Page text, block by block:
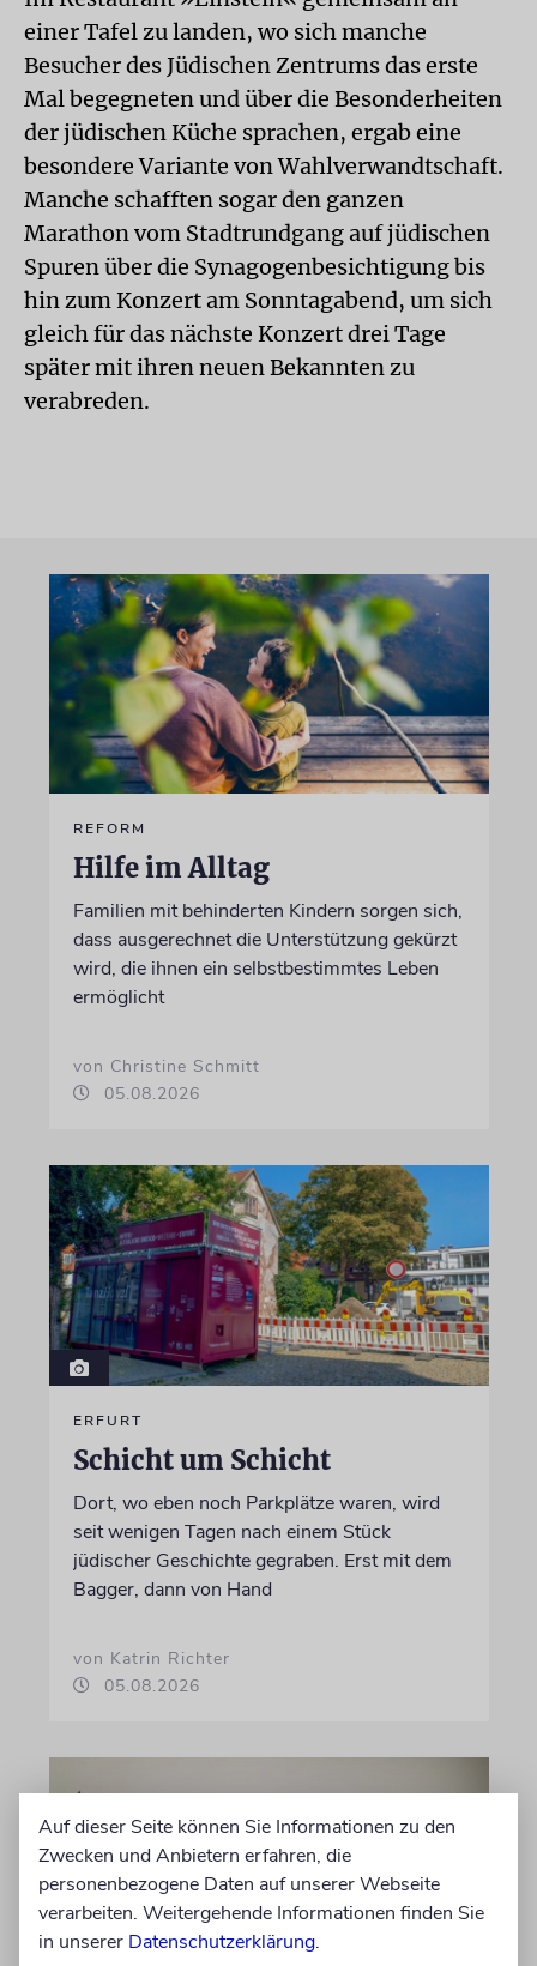
einer Tafel zu landen, wo sich manche
Besucher des Jüdischen Zentrums das erste
Mal begegneten und über die Besonderheiten
der jüdischen Küche sprachen, ergab eine
besondere Variante von Wahlverwandtschaft.
Manche schafften sogar den ganzen
Marathon vom Stadtrundgang auf jüdischen
Spuren über die Synagogenbesichtigung bis
hin zum Konzert am Sonntagabend, um sich
gleich für das nächste Konzert drei Tage
später mit ihren neuen Bekannten zu
verabreden.
REFORM
Hilfe im Alltag
Familien mit behinderten Kindern sorgen sich,
dass ausgerechnet die Unterstützung gekürzt
wird, die ihnen ein selbstbestimmtes Leben
ermöglicht
von Christine Schmitt
05.08.2026
ERFURT
Schicht um Schicht
Dort, wo eben noch Parkplätze waren, wird
seit wenigen Tagen nach einem Stück
jüdischer Geschichte gegraben. Erst mit dem
Bagger, dann von Hand
von Katrin Richter
05.08.2026
Auf dieser Seite können Sie Informationen zu den
Zwecken und Anbietern erfahren, die
personenbezogene Daten auf unserer Webseite
verarbeiten. Weitergehende Informationen finden Sie
in unserer Datenschutzerklärung.